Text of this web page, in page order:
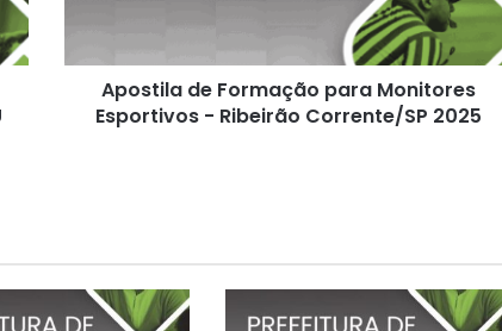
Corrente/SP
Apostila de Formação para Monitores
Esportivos - Ribeirão Corrente/SP 2025